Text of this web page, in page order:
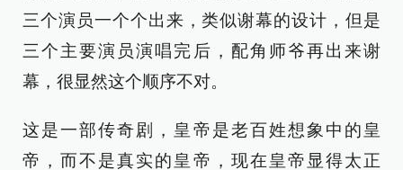
三个演员一个个出来，类似谢幕的设计，但是
三个主要演员演唱完后，配角师爷再出来谢
幕，很显然这个顺序不对。
这是一部传奇剧，皇帝是老百姓想象中的皇
帝，而不是真实的皇帝，现在皇帝显得太正